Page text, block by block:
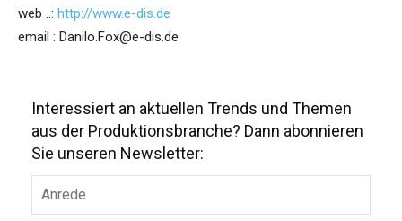
web ..: http://www.e-dis.de
email : Danilo.Fox@e-dis.de
Interessiert an aktuellen Trends und Themen
aus der Produktionsbranche? Dann abonnieren
Sie unseren Newsletter: